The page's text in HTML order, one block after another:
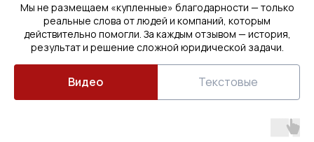
Мы не размещаем «купленные» благодарности — только
реальные слова от людей и компаний, которым
действительно помогли. За каждым отзывом — история,
результат и решение сложной юридической задачи.
Видео Текстовые